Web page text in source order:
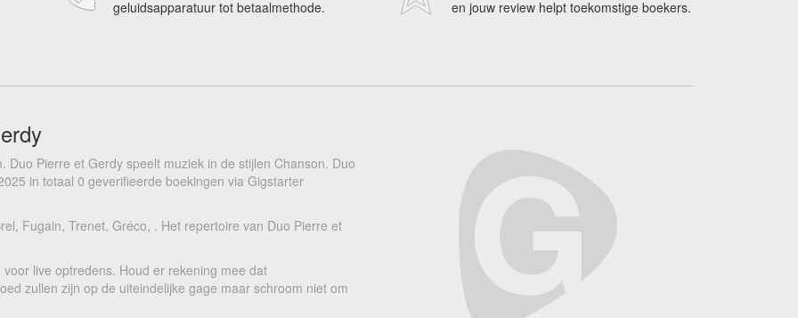
geluidsapparatuur tot betaalmethode.
en jouw review helpt toekomstige boekers.
Pierre et Gerdy speelt muziek in de stijlen Chanson. Duo
in totaal 0 geverifieerde boekingen via Gigstarter
Fugain, Trenet, Gréco, . Het repertoire van Duo Pierre et
live optredens. Houd er rekening mee dat
zullen zijn op de uiteindelijke gage maar schroom niet om